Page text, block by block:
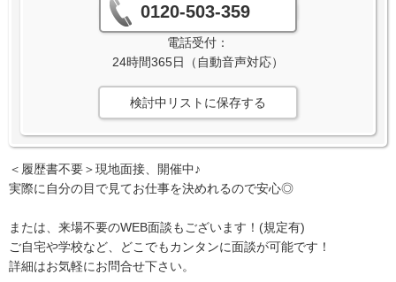
0120-503-359
電話受付：
24時間365日（自動音声対応）
検討中リストに保存する
＜履歴書不要＞現地面接、開催中♪
実際に自分の目で見てお仕事を決めれるので安心◎
または、来場不要のWEB面談もございます！(規定有)
ご自宅や学校など、どこでもカンタンに面談が可能です！
詳細はお気軽にお問合せ下さい。